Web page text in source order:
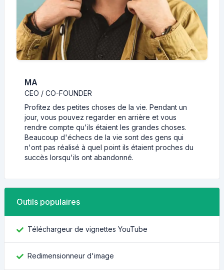
MA
CEO / CO-FOUNDER
Profitez des petites choses de la vie. Pendant un
jour, vous pouvez regarder en arrière et vous
rendre compte qu'ils étaient les grandes choses.
Beaucoup d'échecs de la vie sont des gens qui
n'ont pas réalisé à quel point ils étaient proches du
succès lorsqu'ils ont abandonné.
Outils populaires
Téléchargeur de vignettes YouTube
Redimensionneur d'image